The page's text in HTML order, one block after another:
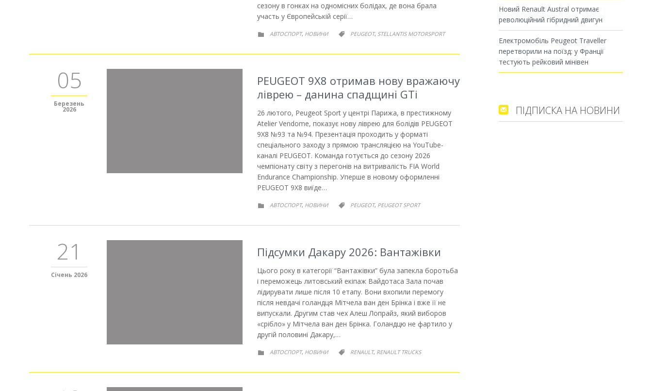
сезону в гонках на одномісних болідах, де вона брала
участь у Європейській серії…
 РУБРИКА
АВТОСПОРТ, НОВИНИ  РУБРИКА
PEUGEOT, STELLANTIS MOTORSPORT
05
Березень
2026
PEUGEOT 9X8 отримав нову вражаючу
ліврею – данина спадщині GTi
26 лютого, Peugeot Sport у центрі Парижа, в престижному
Atelier Vendome, показує нову ліврею для болідів PEUGEOT
9X8 №93 та №94. Презентація проходить у форматі
спеціального заходу з прямою трансляцією на YouTube-
каналі PEUGEOT. Команда готується до сезону 2026
чемпіонату світу з перегонів на витривалість FIA World
Endurance Championship. Уперше в новому оформленні
PEUGEOT 9X8 виїде…
 РУБРИКА
АВТОСПОРТ, НОВИНИ  РУБРИКА
PEUGEOT, PEUGEOT SPORT
21
Січень 2026
Підсумки Дакару 2026: Вантажівки
Цього року в категорії “Вантажівки” була запекла боротьба
і переможець литовський екіпаж Вайдотаса Зала почав
лідирувати лише після 10 етапу. Вони вхопили перемогу
після невдачі голандця Мітчела ван ден Брінка і вже її не
випускали. Другим став чех Алеш Лопрайз, який виборов
«срібло» у Мітчела ван ден Брінка. Голандцю не фартило у
другій половині Дакару,…
 РУБРИКА
АВТОСПОРТ, НОВИНИ  РУБРИКА
RENAULT, RENAULT TRUCKS
Новий Renault Austral отримає
революційний гібридний двигун
Електромобіль Peugeot Traveller
перетворили на поїзд: у Франції
тестують рейковий мінівен
 ПІДПИСКА НА НОВИНИ